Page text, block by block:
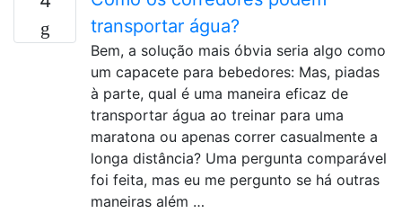
transportar água?
Bem, a solução mais óbvia seria algo como
um capacete para bebedores: Mas, piadas
à parte, qual é uma maneira eficaz de
transportar água ao treinar para uma
maratona ou apenas correr casualmente a
longa distância? Uma pergunta comparável
foi feita, mas eu me pergunto se há outras
maneiras além …